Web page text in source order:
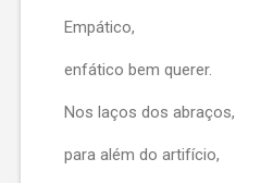
Empático,
enfático bem querer.
Nos laços dos abraços,
para além do artifício,